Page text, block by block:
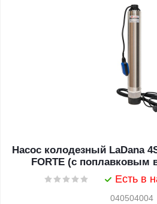
Насос колодезный LaDana
FORTE (с поплавковым
Есть в
040504004